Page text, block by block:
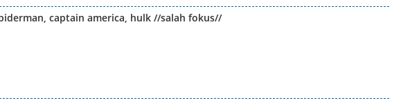
captain america, hulk //salah fokus//